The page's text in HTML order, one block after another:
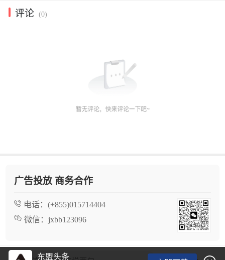
评论 (0)
广告投放 商务合作
电话： (+855)015714404
微信： jxbb123096
东盟头条